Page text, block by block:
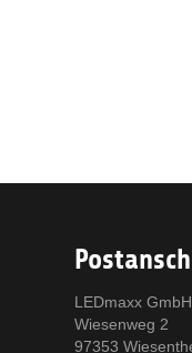
LEDmaxx GmbH
Wiesenweg 2
97353